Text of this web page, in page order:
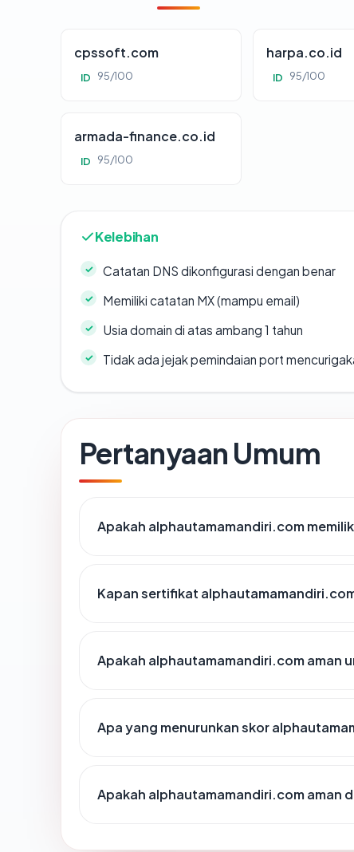
cpssoft.com
ID 95/100
harpa.co.id
ID 95/100
armada-finance.co.id
ID 95/100
Kelebihan
Catatan DNS dikonfigurasi dengan benar
Memiliki catatan MX (mampu email)
Usia domain di atas ambang 1 tahun
Tidak ada jejak pemindaian port
Pertanyaan Umum
Apakah alphautamamandiri.com
Kapan sertifikat
Apakah alphautamamandiri.com aman
Apa yang menurunkan skor
Apakah alphautamamandiri.com aman